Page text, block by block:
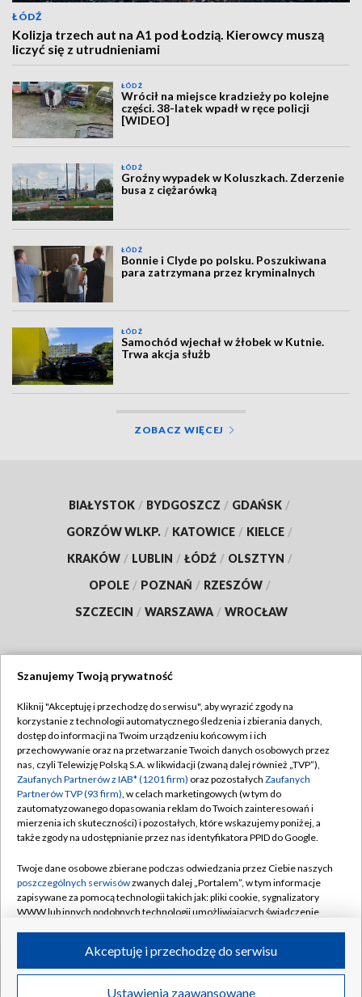
ŁÓDŹ
Kolizja trzech aut na A1 pod Łodzią. Kierowcy muszą
liczyć się z utrudnieniami
ŁÓDŹ
Wrócił na miejsce kradzieży po kolejne
części. 38-latek wpadł w ręce policji
[WIDEO]
ŁÓDŹ
Groźny wypadek w Koluszkach. Zderzenie
busa z ciężarówką
ŁÓDŹ
Bonnie i Clyde po polsku. Poszukiwana
para zatrzymana przez kryminalnych
ŁÓDŹ
Samochód wjechał w żłobek w Kutnie.
Trwa akcja służb
ZOBACZ WIĘCEJ
BIAŁYSTOK / BYDGOSZCZ / GDAŃSK /
GORZÓW WLKP. / KATOWICE / KIELCE /
KRAKÓW / LUBLIN / ŁÓDŹ / OLSZTYN /
OPOLE / POZNAŃ / RZESZÓW /
SZCZECIN / WARSZAWA / WROCŁAW
TVP
Abonament TVP
Emisja w TVP
Centrum informacji TVP
Naziemna Telewizja Cyfrowa
Rada Programowa
System NOS
Informacje o nadawcy
Program dla prasy
Regulamin TVP
Polityka prywatności
Moje zgody
Pomoc
Kontakt
Kanały
©2026 Telewizja Polska S.A. w likwidacji
Szanujemy Twoją prywatność
Kliknij "Akceptuję i przechodzę do serwisu", aby wyrazić zgody na
korzystanie z technologii automatycznego śledzenia i zbierania danych,
dostęp do informacji na Twoim urządzeniu końcowym i ich
przechowywanie oraz na przetwarzanie Twoich danych osobowych przez
nas, czyli Telewizję Polską S.A. w likwidacji (zwaną dalej również „TVP”),
Zaufanych Partnerów z IAB* (1201 firm) oraz pozostałych Zaufanych
Partnerów TVP (93 firm), w celach marketingowych (w tym do
zautomatyzowanego dopasowania reklam do Twoich zainteresowań i
mierzenia ich skuteczności) i pozostałych, które wskazujemy poniżej, a
także zgody na udostępnianie przez nas identyfikatora PPID do Google.
Twoje dane osobowe zbierane podczas odwiedzania przez Ciebie naszych
poszczególnych serwisówzwanych dalej „Portalem”, w tym informacje
zapisywane za pomocą technologii takich jak: pliki cookie, sygnalizatory
WWW lub innych podobnych technologii umożliwiających świadczenie
ruchu w Internecie.
Twoje dane osobowe zbierane podczas odwiedzania przez Ciebie
Ustawienia zaawansowane
Akceptuję i przechodzę do serwisu